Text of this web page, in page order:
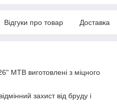
Відгуки про товар Доставка
MTB виготовлені з міцного
захист від бруду і